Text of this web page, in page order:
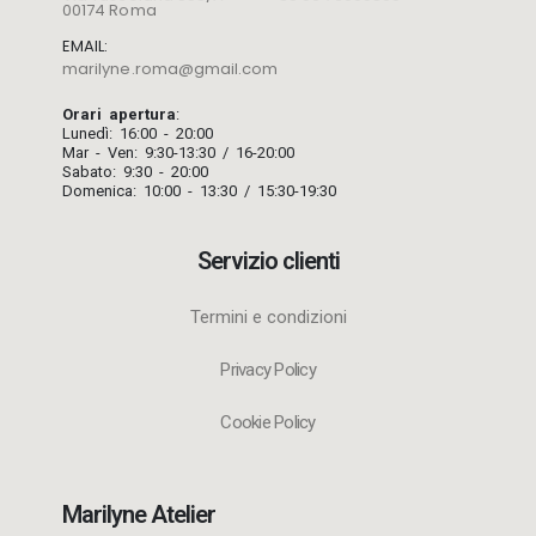
00174 Roma
EMAIL:
marilyne.roma@gmail.com
Orari apertura:
Lunedì: 16:00 - 20:00
Mar - Ven: 9:30-13:30 / 16-20:00
Sabato: 9:30 - 20:00
Domenica: 10:00 - 13:30 / 15:30-19:30
Servizio clienti
Termini e condizioni
Privacy Policy
Cookie Policy
Marilyne Atelier